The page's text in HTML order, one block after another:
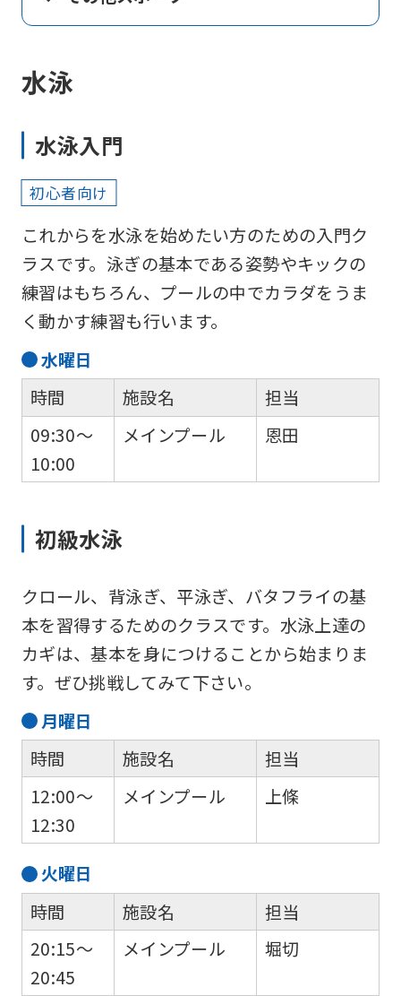
水泳
水泳入門
初心者向け
これからを水泳を始めたい方のための入門ク
ラスです。泳ぎの基本である姿勢やキックの
練習はもちろん、プールの中でカラダをうま
く動かす練習も行います。
水曜日
時間
09:30～
10:00
施設名
メインプール
担当
恩田
初級水泳
クロール、背泳ぎ、平泳ぎ、バタフライの基
本を習得するためのクラスです。水泳上達の
カギは、基本を身につけることから始まりま
す。ぜひ挑戦してみて下さい。
月曜日
時間
12:00～
12:30
施設名
メインプール
担当
上條
火曜日
時間
20:15～
20:45
施設名
メインプール
担当
堀切